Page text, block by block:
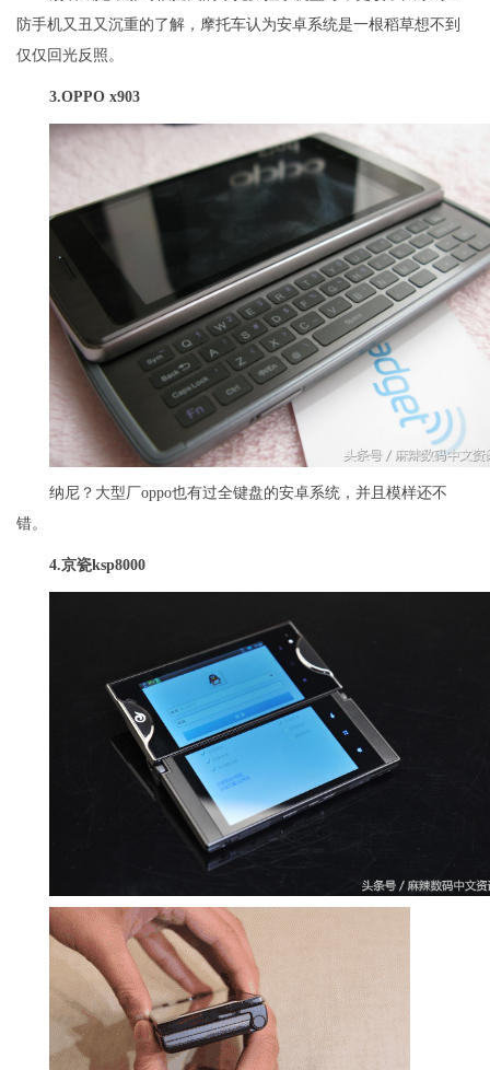
防手机又丑又沉重的了解，摩托车认为安卓系统是一根稻草想不到
仅仅回光反照。
3.OPPO x903
纳尼？大型厂oppo也有过全键盘的安卓系统，并且模样还不
错。
4.京瓷ksp8000